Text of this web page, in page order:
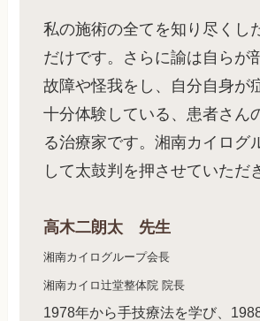
私の施術の全てを知り尽くし
だけです。さらに諭は自らが
故障や怪我をし、自分自身が
十分体験している、患者さん
る治療家です。湘南カイログ
して太鼓判を押させていただ
高木二朗太 先生
湘南カイログループ会長
湘南カイロ辻堂整体院 院長
1978年から手技療法を学び、